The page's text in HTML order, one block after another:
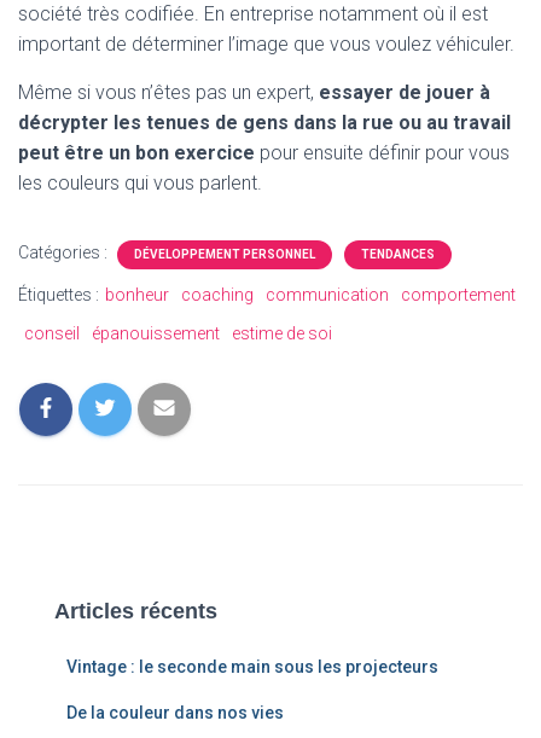
société très codifiée. En entreprise notamment où il est
important de déterminer l’image que vous voulez véhiculer.
Même si vous n’êtes pas un expert, essayer de jouer à
décrypter les tenues de gens dans la rue ou au travail
peut être un bon exercice pour ensuite définir pour vous
les couleurs qui vous parlent.
Catégories : DÉVELOPPEMENT PERSONNEL TENDANCES
Étiquettes : bonheur coaching communication
comportement
conseil
épanouissement estime de soi
Articles récents
Vintage : le seconde main sous les projecteurs
De la couleur dans nos vies